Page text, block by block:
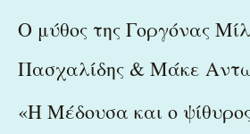
Ο μύθος της Γοργόνας
Πασχαλίδης & Μάκε
«Η Μέδουσα και ο